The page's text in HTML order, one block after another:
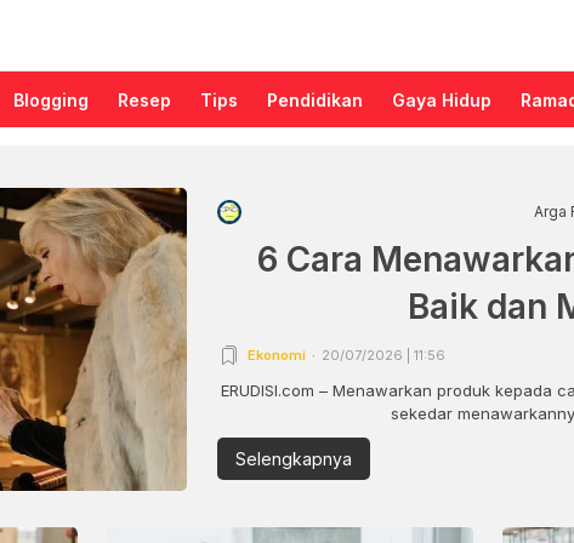
Blogging Resep Tips Pendidikan Gaya Hidup
Arga
6 Cara
Baik dan
Ekonomi 20/07/2026 | 11:56
ERUDISI.com – Menawarkan produk kepada
sekedar
Selengkapnya